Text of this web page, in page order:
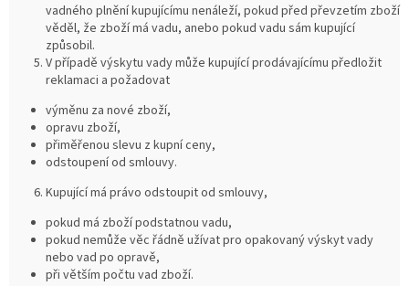
vadného plnění kupujícímu nenáleží, pokud před převzetím zboží
věděl, že zboží má vadu, anebo pokud vadu sám kupující
způsobil.
V případě výskytu vady může kupující prodávajícímu předložit
reklamaci a požadovat
výměnu za nové zboží,
opravu zboží,
přiměřenou slevu z kupní ceny,
odstoupení od smlouvy.
Kupující má právo odstoupit od smlouvy,
pokud má zboží podstatnou vadu,
pokud nemůže věc řádně užívat pro opakovaný výskyt vady
nebo vad po opravě,
při větším počtu vad zboží.